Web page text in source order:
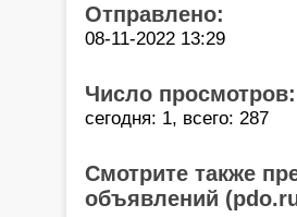
Отправлено:
08-11-2022 13:29
Число просмотров:
сегодня: 1, всего: 287
Смотрите также
объявлений